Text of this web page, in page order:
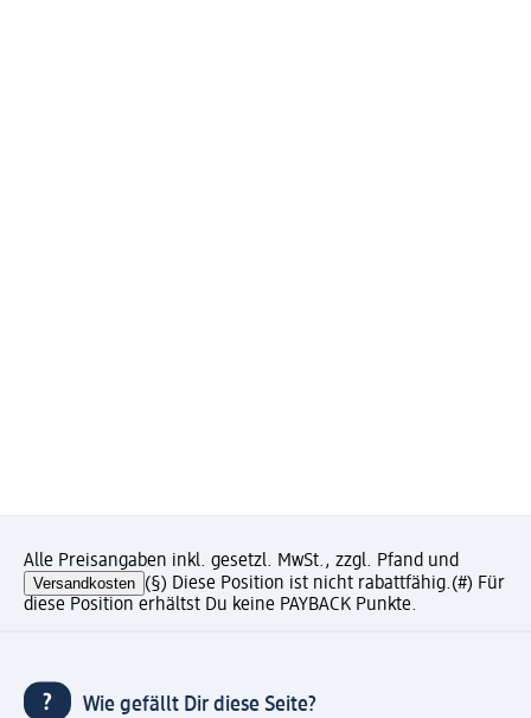
Alle Preisangaben inkl. gesetzl. MwSt., zzgl. Pfand und
Versandkosten (§) Diese Position ist nicht rabattfähig.(#) Für
diese Position erhältst Du keine PAYBACK Punkte.
Wie gefällt Dir diese Seite?